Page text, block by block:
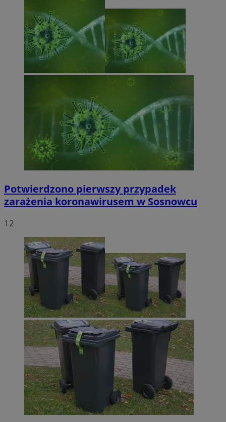
Potwierdzono pierwszy przypadek
zarażenia koronawirusem w Sosnowcu
12